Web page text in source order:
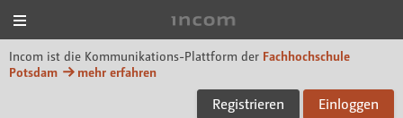
Incom ist die Kommunikations-Plattform der Fachhochschule
Potsdam
mehr erfahren
Registrieren Einloggen